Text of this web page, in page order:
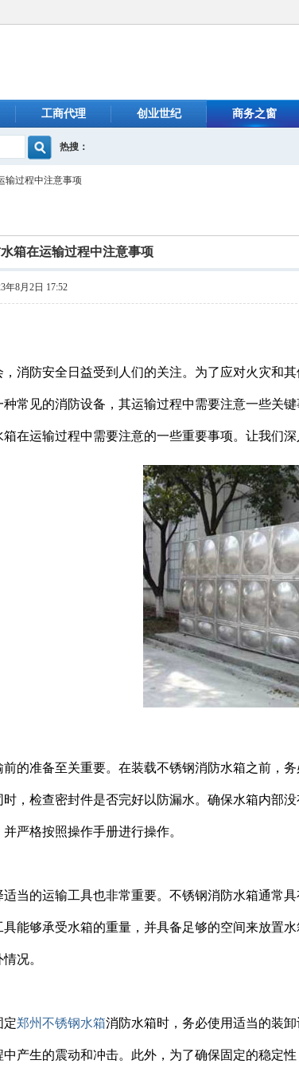
工商代理 创业世纪 商务之窗
热搜：
输过程中注意事项
箱在运输过程中注意事项
年8月2日 17:52
消防安全日益受到人们的关注。为了应对火灾和
种常见的消防设备，其运输过程中需要注意一些关
在运输过程中需要注意的一些重要事项。让我们深
前的准备至关重要。在装载不锈钢消防水箱之前，
时，检查密封件是否完好以防漏水。确保水箱内部
严格按照操作手册进行操作。
适当的运输工具也非常重要。不锈钢消防水箱通常
具能够承受水箱的重量，并具备足够的空间来放置
况。
定郑州不锈钢水箱消防水箱时，务必使用适当的装
中产生的震动和冲击。此外，为了确保固定的稳定